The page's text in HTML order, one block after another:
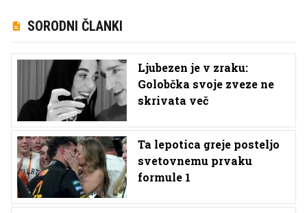
SORODNI ČLANKI
Ljubezen je v zraku:
Golobčka svoje zveze ne
skrivata več
Ta lepotica greje posteljo
svetovnemu prvaku
formule 1